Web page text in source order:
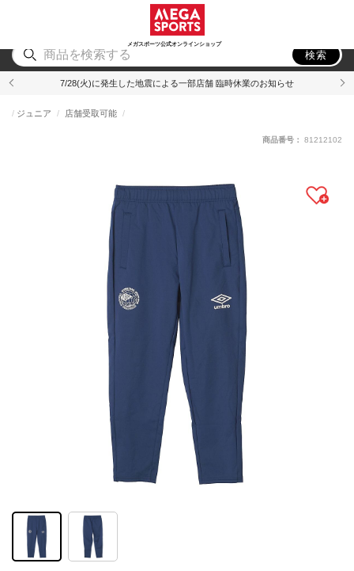
メガスポーツ公式オンラインショップ
アウトドア
検索
7/28(火)に発生した地震による一部店舗 臨時休業のお知らせ
ジュニア 店舗受取可能
商品番号： 81212102